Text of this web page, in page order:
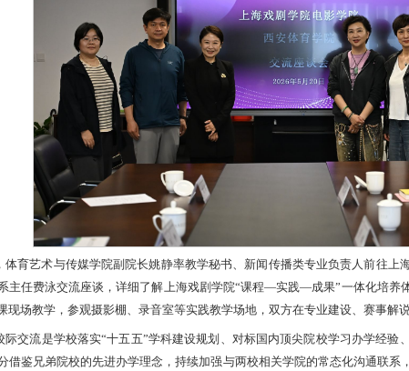
体育艺术与传媒学院副院长姚静率教学秘书、新闻传播类专业负责人前往上
主任费泳交流座谈，详细了解上海戏剧学院“课程—实践—成果”一体化培养
现场教学，参观摄影棚、录音室等实践教学场地，双方在专业建设、赛事解
际交流是学校落实“十五五”学科建设规划、对标国内顶尖院校学习办学经验
借鉴兄弟院校的先进办学理念，持续加强与两校相关学院的常态化沟通联系